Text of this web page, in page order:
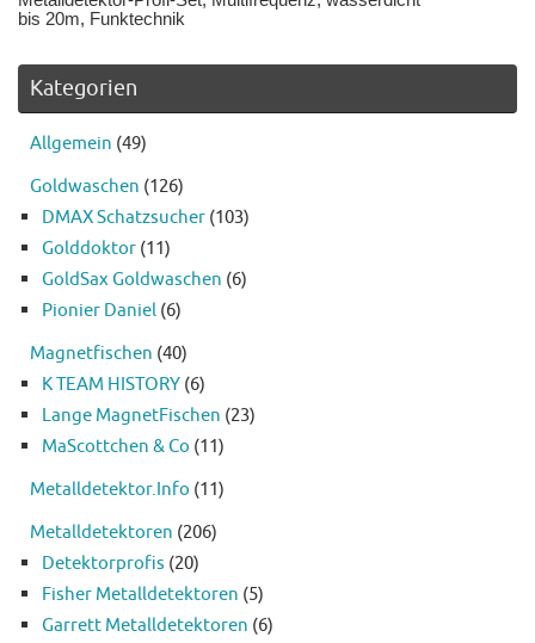
bis 20m, Funktechnik
Kategorien
Allgemein (49)
Goldwaschen (126)
DMAX Schatzsucher (103)
Golddoktor (11)
GoldSax Goldwaschen (6)
Pionier Daniel (6)
Magnetfischen (40)
K TEAM HISTORY (6)
Lange MagnetFischen (23)
MaScottchen & Co (11)
Metalldetektor.Info (11)
Metalldetektoren (206)
Detektorprofis (20)
Fisher Metalldetektoren (5)
Garrett Metalldetektoren (6)